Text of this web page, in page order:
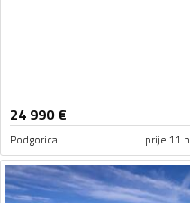
24 990€
Podgorica prije 11 h